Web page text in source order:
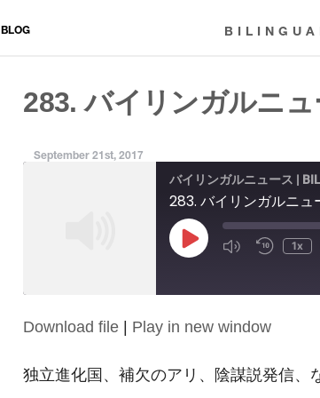
BLOG
283. バイリンガルニ
September 21st, 2017
バイリンガルニュース |
283. バイリンガルニュ
Play
Episode
1x
SHARE
LINK
Download file | Play in new window
独立進化国、補欠のアリ、陰謀説発信、